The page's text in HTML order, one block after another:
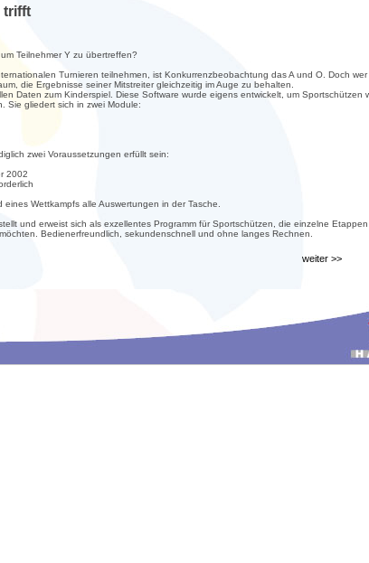
trifft
Teilnehmer Y zu übertreffen?
Turnieren teilnehmen, ist Konkurrenzbeobachtung das A und O. Doch wer
die Ergebnisse seiner Mitstreiter gleichzeitig im Auge zu behalten.
Daten zum Kinderspiel. Diese Software wurde eigens entwickelt, um Sportschützen
Sie gliedert sich in zwei Module:
zwei Voraussetzungen erfüllt sein:
2002
Wettkampfs alle Auswertungen in der Tasche.
und erweist sich als exzellentes Programm für Sportschützen, die einzelne Etappen
Bedienerfreundlich, sekundenschnell und ohne langes Rechnen.
weiter >>